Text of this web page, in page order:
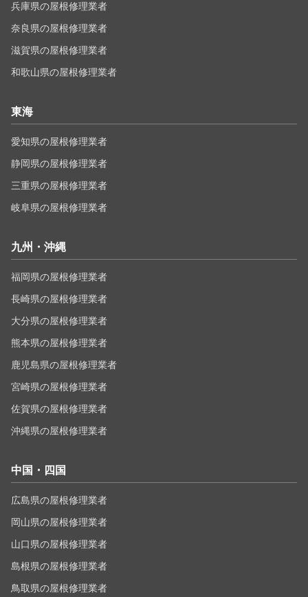
兵庫県の屋根修理業者
奈良県の屋根修理業者
滋賀県の屋根修理業者
和歌山県の屋根修理業者
東海
愛知県の屋根修理業者
静岡県の屋根修理業者
三重県の屋根修理業者
岐阜県の屋根修理業者
九州・沖縄
福岡県の屋根修理業者
長崎県の屋根修理業者
大分県の屋根修理業者
熊本県の屋根修理業者
鹿児島県の屋根修理業者
宮崎県の屋根修理業者
佐賀県の屋根修理業者
沖縄県の屋根修理業者
中国・四国
広島県の屋根修理業者
岡山県の屋根修理業者
山口県の屋根修理業者
島根県の屋根修理業者
鳥取県の屋根修理業者